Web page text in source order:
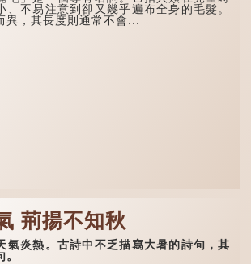
、不易注意到卻又幾乎遍布全身的毛髮。
異，其長度則通常不會...
荊揚不知秋
炎熱。古詩中不乏描寫大暑的詩句，其